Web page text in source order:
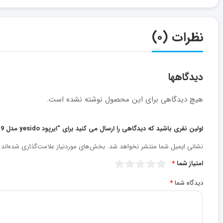
نظرات (۰)
دیدگاهها
هیچ دیدگاهی برای این محصول نوشته نشده است.
اولین نفری باشید که دیدگاهی را ارسال می کنید برای “ایرپود yesido مدل tws19”
نشانی ایمیل شما منتشر نخواهد شد. بخش‌های موردنیاز علامت‌گذاری
امتیاز شما*
دیدگاه شما*